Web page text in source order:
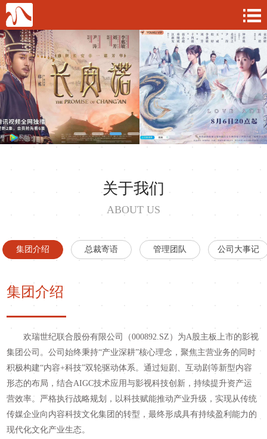
关于我们
ABOUT US
集团介绍 总裁寄语 管理团队 公司大事记
集团介绍
欢瑞世纪联合股份有限公司（000892.SZ）为A股主板上市的影视
集团公司。公司始终秉持“产业深耕”核心理念，聚焦主营业务的同时
积极构建“内容+科技”双轮驱动体系。通过短剧、互动剧等新型内容
形态的布局，结合AIGC技术应用与影视科技创新，持续提升资产运
营效率。严格执行战略规划，以科技赋能推动产业升级，实现从传统
传媒企业向内容科技文化集团的转型，最终形成具有持续盈利能力的
现代化文化产业生态。